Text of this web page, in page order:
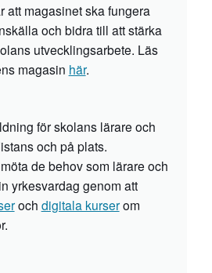
att magasinet ska fungera
och bidra till att stärka
utvecklingsarbete. Läs
magasin här.
för skolans lärare och
och på plats.
de behov som lärare och
yrkesvardag genom att
och digitala kurserom